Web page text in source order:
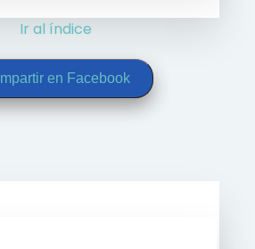
Ir al índice
en Facebook